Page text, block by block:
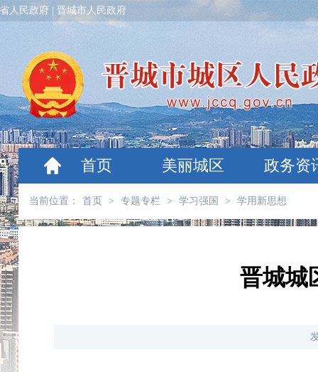
人民政府 晋城市人民政府
首页 美丽城区 政务资
当前位置： 首页 > 专题专栏 > 学习强国 > 学用新思想
晋城城